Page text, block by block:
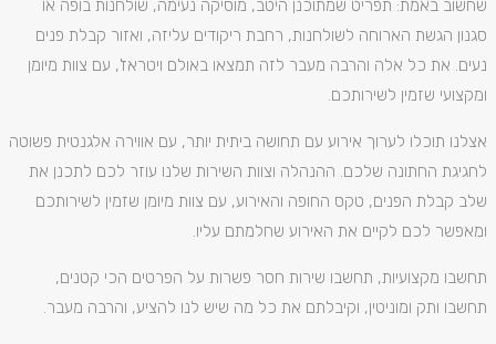
שחשוב באמת: תפריט שמתוכנן היטב, מוסיקה נעימה, שולחנות בופה או
סגנון הגשת הארוחה לשולחנות, רחבת ריקודים עליזה, ואזור קבלת פנים
נעים. את כל אלה והרבה מעבר לזה תמצאו באולם ויטראז', עם צוות מיומן
ומקצועי שזמין לשירותכם.
אצלנו תוכלו לערוך אירוע עם תחושה ביתית יותר, עם אווירה אלגנטית פשוטה
לחגיגת החתונה שלכם. ההנהלה וצוות השירות שלנו עוזר לכם לתכנן את
שלב קבלת הפנים, טקס החופה והאירוע, עם צוות מיומן שזמין לשירותכם
ומאפשר לכם לקיים את האירוע שחלמתם עליו.
תחשבו מקצועיות, תחשבו שירות חסר פשרות על הפרטים הכי קטנים,
תחשבו ותק ומוניטין, וקיבלתם את כל מה שיש לנו להציע, והרבה מעבר.